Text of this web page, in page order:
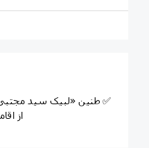
‏✅ طنین «لبیک سید
از